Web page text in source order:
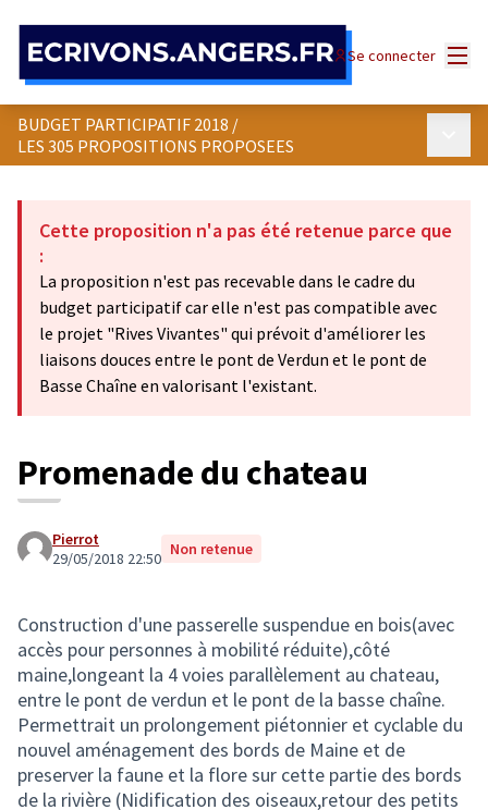
Se connecter
BUDGET PARTICIPATIF 2018 /
LES 305 PROPOSITIONS PROPOSEES
Cette proposition n'a pas été retenue parce que
:
La proposition n'est pas recevable dans le cadre du
budget participatif car elle n'est pas compatible avec
le projet "Rives Vivantes" qui prévoit d'améliorer les
liaisons douces entre le pont de Verdun et le pont de
Basse Chaîne en valorisant l'existant.
Promenade du chateau
Pierrot
29/05/2018 22:50 Non retenue
Construction d'une passerelle suspendue en bois(avec
accès pour personnes à mobilité réduite),côté
maine,longeant la 4 voies parallèlement au chateau,
entre le pont de verdun et le pont de la basse chaîne.
Permettrait un prolongement piétonnier et cyclable du
nouvel aménagement des bords de Maine et de
preserver la faune et la flore sur cette partie des bords
de la rivière (Nidification des oiseaux,retour des petits